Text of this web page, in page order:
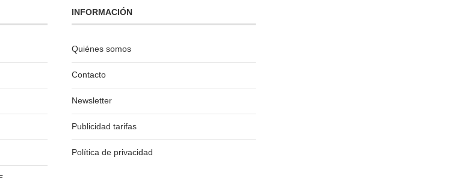
INFORMACIÓN
Quiénes somos
Contacto
Newsletter
Publicidad tarifas
Política de privacidad